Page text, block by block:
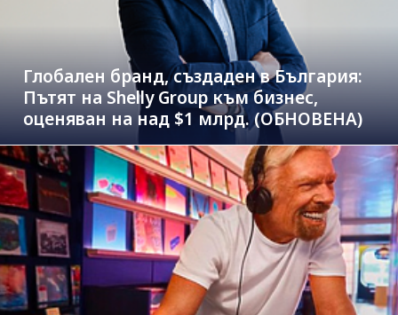
Глобален бранд, създаден в България:
Пътят на Shelly Group към бизнес,
оценяван на над $1 млрд. (ОБНОВЕНА)